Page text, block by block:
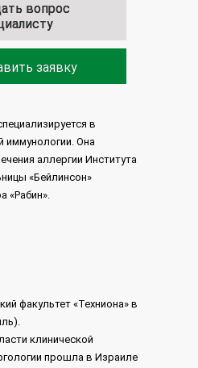
вопрос
заявку
в
иммунологии. Она
аллергии Института
«Бейлинсон»
«Рабин».
факультет «Техниона» в
клинической
прошла в Израиле